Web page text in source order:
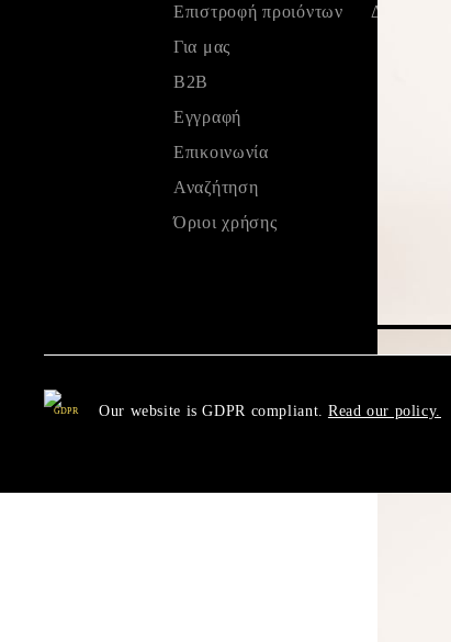
Eπιστροφή προιόντων
Για μας
B2B
Εγγραφή
Επικοινωνία
Αναζήτηση
Όριοι χρήσης
Δεδομένων
GDPR Our website is GDPR compliant. Read our policy.